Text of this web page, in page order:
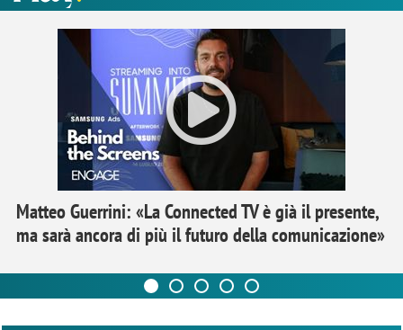
Matteo Guerrini: «La Connected TV è già il presente,
ma sarà ancora di più il futuro della comunicazione»